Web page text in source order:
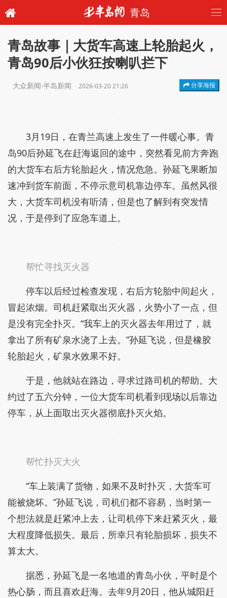
青岛
青岛故事｜大货车高速上轮胎起火，
青岛90后小伙狂按喇叭拦下
大众新闻·半岛新闻 2026-03-20 21:26 分享海报
3月19日，在青兰高速上发生了一件暖心事。青
岛90后孙延飞在赶海返回的途中，突然看见前方奔跑
的大货车右后方轮胎起火，情况危急。孙延飞果断加
速冲到货车前面，不停示意司机靠边停车。虽然风很
大，大货车司机没有听清，但是也了解到有突发情
况，于是停到了应急车道上。
帮忙寻找灭火器
停车以后经过检查发现，右后方轮胎中间起火，
冒起浓烟。司机赶紧取出灭火器，火势小了一点，但
是没有完全扑灭。“我车上的灭火器去年用过了，就
拿出了所有矿泉水浇了上去。”孙延飞说，但是橡胶
轮胎起火，矿泉水效果不好。
于是，他就站在路边，寻求过路司机的帮助。大
约过了五六分钟，一位大货车司机看到现场以后靠边
停车，从上面取出灭火器彻底扑灭火焰。
帮忙扑灭大火
“车上装满了货物，如果不及时扑灭，大货车可
能被烧坏。”孙延飞说，司机们都不容易，当时第一
个想法就是赶紧冲上去，让司机停下来赶紧灭火，最
大程度降低损失。最后，所幸只有轮胎损坏，损失不
算太大。
据悉，孙延飞是一名地道的青岛小伙，平时是个
热心肠，而且喜欢赶海。去年9月20日，他从城阳赶